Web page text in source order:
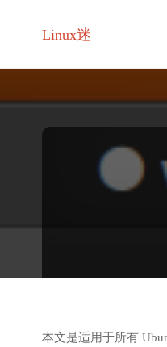
Linux迷
本文是适用于所有